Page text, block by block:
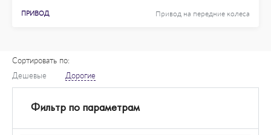
ПРИВОД Привод на передние колеса
Сортировать по:
Дешевые
Дорогие
Фильтр по параметрам